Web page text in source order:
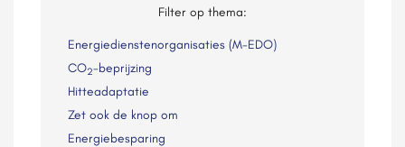
Filter op thema:
Energiedienstenorganisaties (M-EDO)
CO2-beprijzing
Hitteadaptatie
Zet ook de knop om
Energiebesparing